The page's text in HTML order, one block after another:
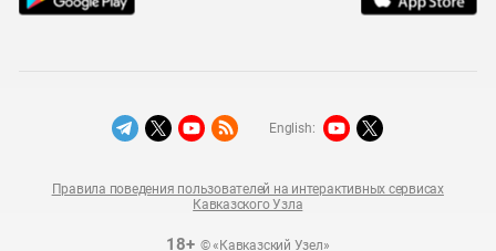
18+© «Кавказский Узел»
Правила поведения пользователей на интерактивных сервисах
Кавказского Узла
English: